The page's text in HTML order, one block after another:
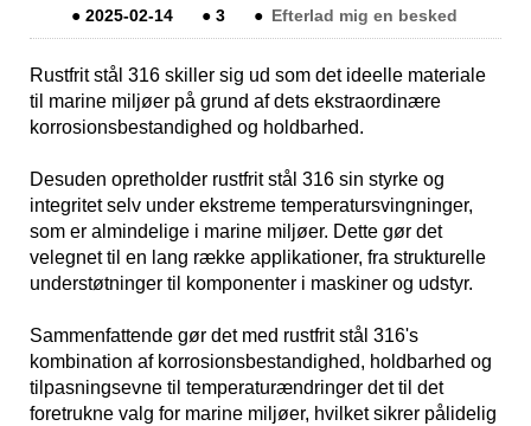
● 2025-02-14 ● 3 ● Efterlad mig en besked
Rustfrit stål 316 skiller sig ud som det ideelle materiale
til marine miljøer på grund af dets ekstraordinære
korrosionsbestandighed og holdbarhed.
Desuden opretholder rustfrit stål 316 sin styrke og
integritet selv under ekstreme temperatursvingninger,
som er almindelige i marine miljøer. Dette gør det
velegnet til en lang række applikationer, fra strukturelle
understøtninger til komponenter i maskiner og udstyr.
Sammenfattende gør det med rustfrit stål 316's
kombination af korrosionsbestandighed, holdbarhed og
tilpasningsevne til temperaturændringer det til det
foretrukne valg for marine miljøer, hvilket sikrer pålidelig